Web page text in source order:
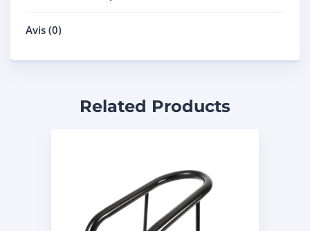
Avis (0)
Related Products